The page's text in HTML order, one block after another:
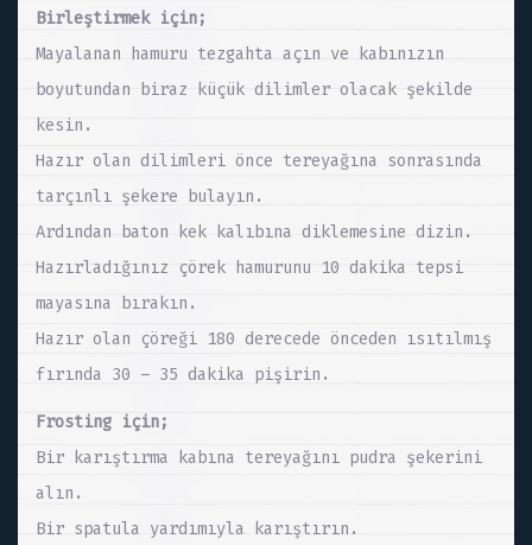
Birleştirmek için;
Mayalanan hamuru tezgahta açın ve kabınızın
boyutundan biraz küçük dilimler olacak şekilde
kesin.
Hazır olan dilimleri önce tereyağına sonrasında
tarçınlı şekere bulayın.
Ardından baton kek kalıbına diklemesine dizin.
Hazırladığınız çörek hamurunu 10 dakika tepsi
mayasına bırakın.
Hazır olan çöreği 180 derecede önceden ısıtılmış
fırında 30 – 35 dakika pişirin.
Frosting için;
Bir karıştırma kabına tereyağını pudra şekerini
alın.
Bir spatula yardımıyla karıştırın.